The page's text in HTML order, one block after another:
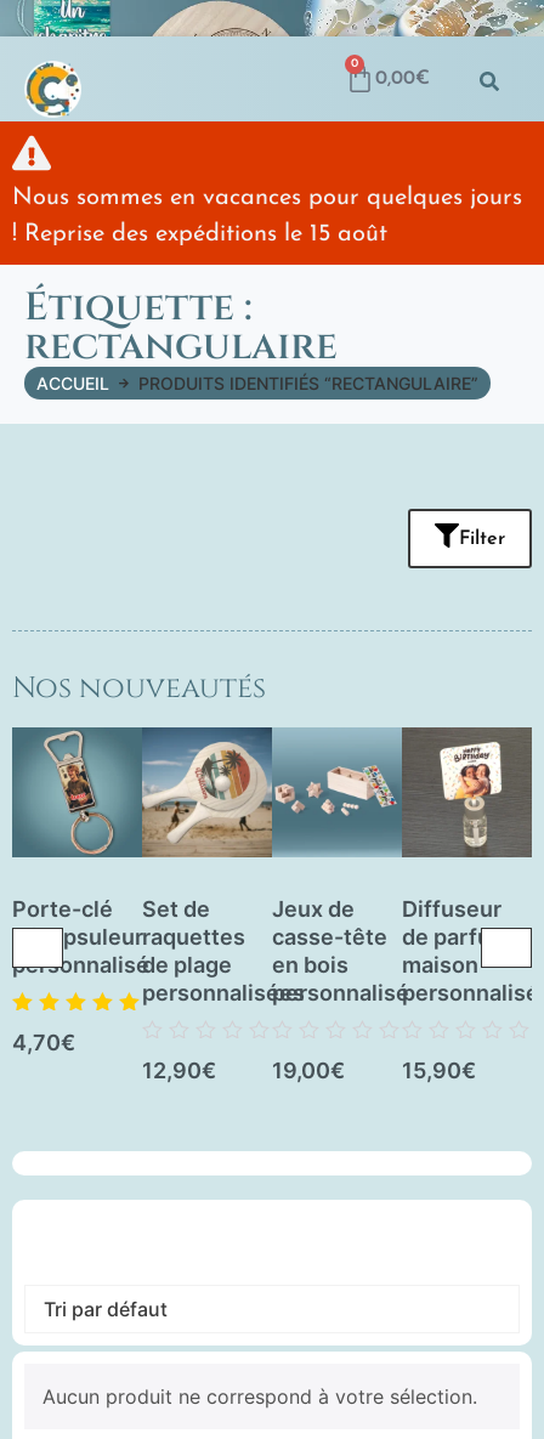
0,00€
0
Nous sommes en vacances pour quelques jours
! Reprise des expéditions le 15 août
Étiquette :
rectangulaire
ACCUEIL PRODUITS IDENTIFIÉS “RECTANGULAIRE”
Filter
Nos nouveautés
Porte-clé
décapsuleur
personnalisé
Note 5.00
5
4,70€
Set de
raquettes
de plage
personnalisées
Note
0
12,90€
Jeux de
casse-tête
en bois
personnalisé
Note
0
19,00€
Diffuseur
de parfum
maison
personnalisé
Note
0
15,90€
Aucun produit ne correspond à votre sélection.